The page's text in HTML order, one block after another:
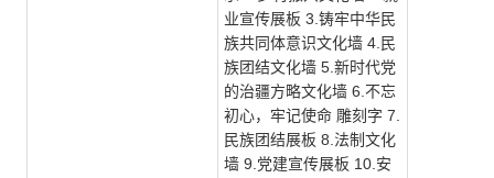
业宣传展板 3.铸牢中华民
族共同体意识文化墙 4.民
族团结文化墙 5.新时代党
的治疆方略文化墙 6.不忘
初心，牢记使命 雕刻字 7.
民族团结展板 8.法制文化
墙 9.党建宣传展板 10.安